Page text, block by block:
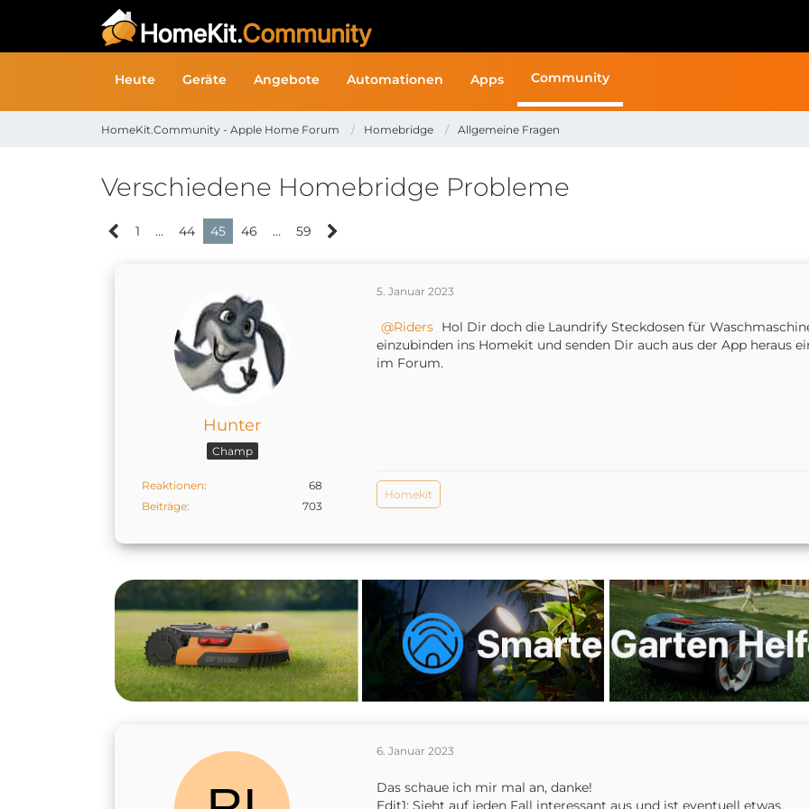
Heute Geräte Angebote Automationen Apps Community
HomeKit.Community - Apple Home Forum Homebridge Allgemeine Fragen
Verschiedene Homebridge Probleme
1 … 44 45 46 … 59
Hunter
Champ
Reaktionen
68
Beiträge
703
5. Januar 2023
Riders Hol Dir doch die Laundrify Steckdosen für
einzubinden ins Homekit und senden Dir auch aus der App heraus
im Forum.
Homekit
6. Januar 2023
Das schaue ich mir mal an, danke!
Edit1: Sieht auf jeden Fall interessant aus und ist eventuell etwas.